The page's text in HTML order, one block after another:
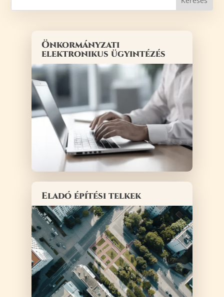
Önkormányzati
elektronikus ügyintézés
Eladó építési telkek